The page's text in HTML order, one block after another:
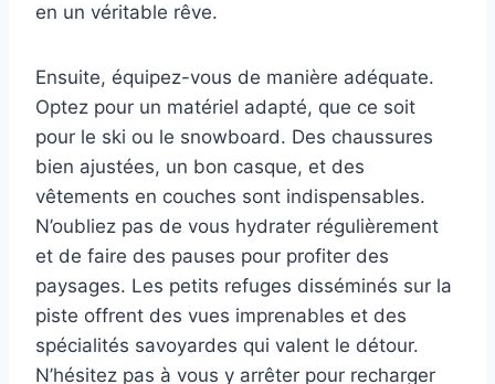
en un véritable rêve.
Ensuite, équipez-vous de manière adéquate.
Optez pour un matériel adapté, que ce soit
pour le ski ou le snowboard. Des chaussures
bien ajustées, un bon casque, et des
vêtements en couches sont indispensables.
N’oubliez pas de vous hydrater régulièrement
et de faire des pauses pour profiter des
paysages. Les petits refuges disséminés sur la
piste offrent des vues imprenables et des
spécialités savoyardes qui valent le détour.
N’hésitez pas à vous y arrêter pour recharger